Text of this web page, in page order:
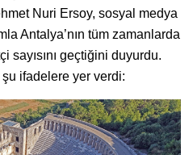
Nuri Ersoy, sosyal medya
Antalya’nın tüm zamanlarda
sayısını geçtiğini duyurdu.
şu ifadelere yer verdi: